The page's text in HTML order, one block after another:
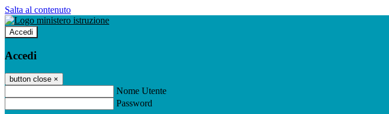
Salta al contenuto
Accedi
Accedi
button close ×
Nome Utente
Password